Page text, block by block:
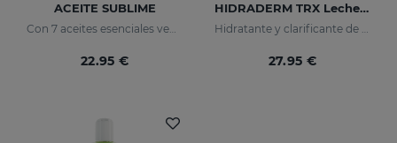
ACEITE SUBLIME
Con 7 aceites esenciales vegetales
22.95 €
HIDRADERM TRX Leche Corporal
Hidratante y clarificante de rápida absorción
27.95 €